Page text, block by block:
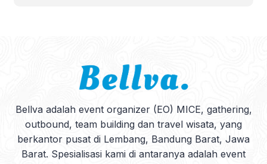
Bellva adalah event organizer (EO) MICE, gathering,
outbound, team building dan travel wisata, yang
berkantor pusat di Lembang, Bandung Barat, Jawa
Barat. Spesialisasi kami di antaranya adalah event